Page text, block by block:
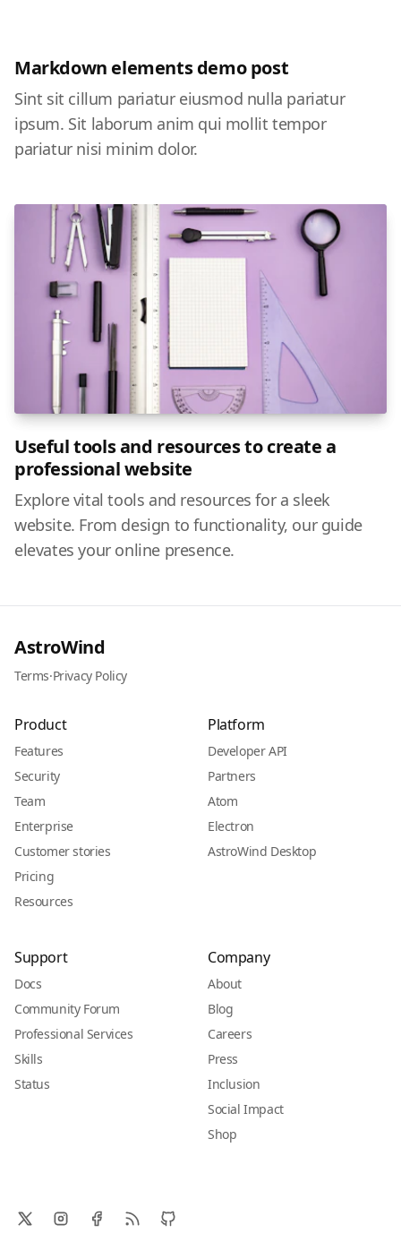
Markdown elements demo post
Sint sit cillum pariatur eiusmod nulla pariatur
ipsum. Sit laborum anim qui mollit tempor
pariatur nisi minim dolor.
Useful tools and resources to create a
professional website
Explore vital tools and resources for a sleek
website. From design to functionality, our guide
elevates your online presence.
AstroWind
Terms·Privacy Policy
Product
Features
Security
Team
Enterprise
Customer stories
Pricing
Resources
Platform
Developer API
Partners
Atom
Electron
AstroWind Desktop
Support
Docs
Community Forum
Professional Services
Skills
Status
Company
About
Blog
Careers
Press
Inclusion
Social Impact
Shop